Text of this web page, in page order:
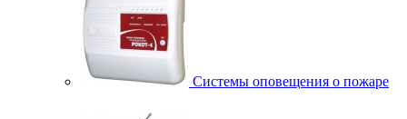
Системы оповещения о пожаре